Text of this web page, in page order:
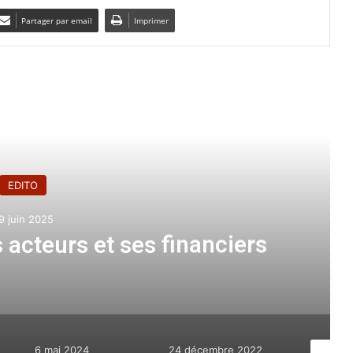
Partager par email Imprimer
26 mars 2024
au peuple palestinien
24 décembre 2022 9 décembre 2022 30